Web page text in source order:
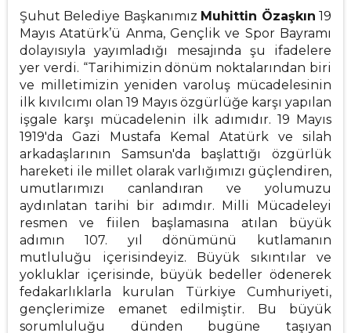
Şuhut Belediye Başkanımız Muhittin Özaşkın 19
Mayıs Atatürk’ü Anma, Gençlik ve Spor Bayramı
dolayısıyla yayımladığı mesajında şu ifadelere
yer verdi. “Tarihimizin dönüm noktalarından biri
ve milletimizin yeniden varoluş mücadelesinin
ilk kıvılcımı olan 19 Mayıs özgürlüğe karşı yapılan
işgale karşı mücadelenin ilk adımıdır. 19 Mayıs
1919'da Gazi Mustafa Kemal Atatürk ve silah
arkadaşlarının Samsun'da başlattığı özgürlük
hareketi ile millet olarak varlığımızı güçlendiren,
umutlarımızı canlandıran ve yolumuzu
aydınlatan tarihi bir adımdır. Milli Mücadeleyi
resmen ve fiilen başlamasına atılan büyük
adımın 107. yıl dönümünü kutlamanın
mutluluğu içerisindeyiz. Büyük sıkıntılar ve
yokluklar içerisinde, büyük bedeller ödenerek
fedakarlıklarla kurulan Türkiye Cumhuriyeti,
gençlerimize emanet edilmiştir. Bu büyük
sorumluluğu dünden bugüne taşıyan